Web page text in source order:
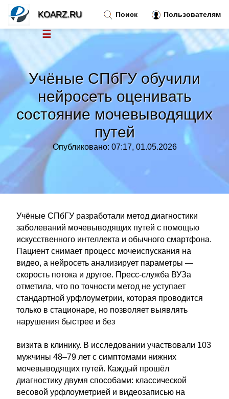
Учёные СПбГУ обучили
нейросеть оценивать
состояние мочевыводящих
путей
Опубликовано: 07:17, 01.05.2026
Учёные СПбГУ разработали метод диагностики
заболеваний мочевыводящих путей с помощью
искусственного интеллекта и обычного смартфона.
Пациент снимает процесс мочеиспускания на
видео, а нейросеть анализирует параметры —
скорость потока и другое. Пресс-служба ВУЗа
отметила, что по точности метод не уступает
стандартной урфлоуметрии, которая проводится
только в стационаре, но позволяет выявлять
нарушения быстрее и без
визита в клинику. В исследовании участвовали 103
мужчины 48–79 лет с симптомами нижних
мочевыводящих путей. Каждый прошёл
диагностику двумя способами: классической
весовой урфлоуметрией и видеозаписью на
Поиск Пользователям
KOARZ.RU
☰
Тренды новостей »
Рубрики»
Правила »